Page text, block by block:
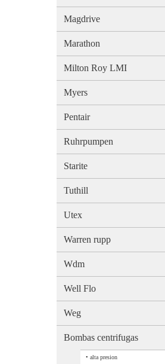
Magdrive
Marathon
Milton Roy LMI
Myers
Pentair
Ruhrpumpen
Starite
Tuthill
Utex
Warren rupp
Wdm
Well Flo
Weg
Bombas centrifugas
• alta presion